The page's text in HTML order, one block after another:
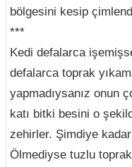
bölgesini kesip
***
Kedi defalarca
defalarca toprak
yapmadıysanız onun
katı bitki besini o
zehirler. Şimdiye
Ölmediyse tuzlu